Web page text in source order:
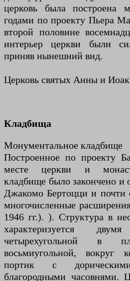
церковь была
годами по проекту Пьера
второй половине
интерьер церкви были
приняв нынешний вид.
Церковь святых Анны и
Кладбища
Монументальное кладбище
Построенное по проекту
месте церкви и
кладбище было закончено и
Джакомо Бертоцци и почти
многочисленные
1946 гг.). ). Структура в
характеризуется
четырехугольной в
восьмиугольной, вокруг
портик с
благородными часовнями.